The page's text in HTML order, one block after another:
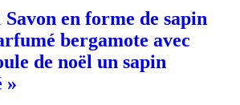
Savon en forme de sapin
bergamote avec
de noël un sapin
»